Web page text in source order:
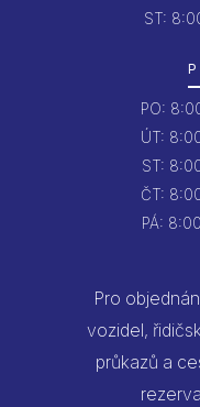
ST:
PO:
ÚT:
ST:
ČT:
PÁ:
Pro
vozidel,
průkazů a